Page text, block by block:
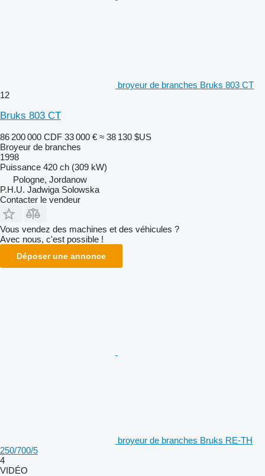
broyeur de branches Bruks 803 CT
12
Bruks 803 CT
86 200 000 CDF 33 000 € ≈ 38 130 $US
Broyeur de branches
1998
Puissance 420 ch (309 kW)
Pologne, Jordanow
P.H.U. Jadwiga Solowska
Contacter le vendeur
Vous vendez des machines et des véhicules ?
Avec nous, c'est possible !
Déposer une annonce
broyeur de branches Bruks RE-TH
250/700/5
4
VIDÉO